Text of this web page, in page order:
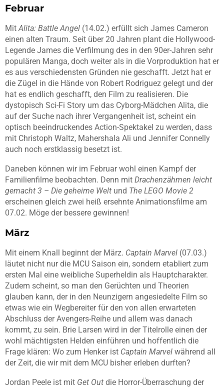
Februar
MitAlita: Battle Angel (14.02.) erfüllt sich James Cameron
einen alten Traum. Seit über 20 Jahren plant die Hollywood-
Legende James die Verfilmung des in den 90er-Jahren sehr
populären Manga, doch weiter als in die Vorproduktion hat er
es aus verschiedensten Gründen nie geschafft. Jetzt hat er
die Zügel in die Hände von Robert Rodriguez gelegt und der
hat es endlich geschafft, den Film zu realisieren. Die
dystopisch Sci-Fi Story um das Cyborg-Mädchen Alita, die
auf der Suche nach ihrer Vergangenheit ist, scheint ein
optisch beeindruckendes Action-Spektakel zu werden, dass
mit Christoph Waltz, Mahershala Ali und Jennifer Connelly
auch noch erstklassig besetzt ist.
Daneben können wir im Februar wohl einen Kampf der
Familienfilme beobachten. Denn mit Drachenzähmen leicht
gemacht 3 – Die geheime Welt und The LEGO Movie 2
erscheinen gleich zwei heiß ersehnte Animationsfilme am
07.02. Möge der bessere gewinnen!
März
Mit einem Knall beginnt der März. Captain Marvel (07.03.)
läutet nicht nur die MCU Saison ein, sondern etabliert zum
ersten Mal eine weibliche Superheldin als Hauptcharakter.
Zudem scheint, so man den Gerüchten und Theorien
glauben kann, der in den Neunzigern angesiedelte Film so
etwas wie ein Wegbereiter für den von allen erwarteten
Abschluss der Avengers-Reihe und allem was danach
kommt, zu sein. Brie Larsen wird in der Titelrolle einen der
wohl mächtigsten Helden einführen und hoffentlich die
Frage klären: Wo zum Henker ist Captain Marvel während all
der Zeit, die wir mit dem MCU bisher erleben durften?
Jordan Peele ist mit Get Out die Horror-Überraschung der